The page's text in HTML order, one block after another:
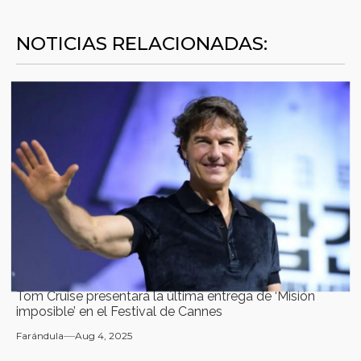
NOTICIAS RELACIONADAS:
Tom Cruise presentará la última entrega de ‘Misión
imposible’ en el Festival de Cannes
Farándula Aug 4, 2025